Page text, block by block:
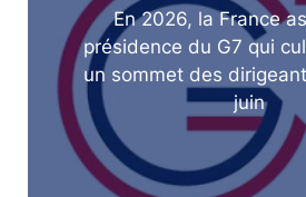
En 2026, la France
présidence du G7 qui
un sommet des
juin